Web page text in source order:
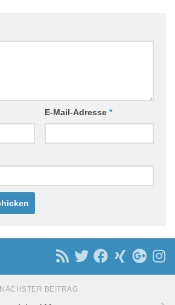
E-Mail-Adresse *
NÄCHSTER BEITRAG